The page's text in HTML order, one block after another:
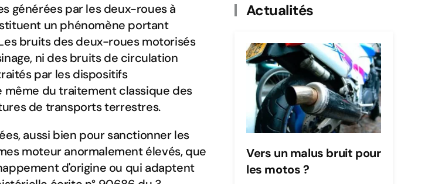
générées par les deux-roues à
un phénomène portant
bruits des deux-roues motorisés
ni des bruits de circulation
par les dispositifs
même du traitement classique des
de transports terrestres.
aussi bien pour sanctionner les
moteur anormalement élevés, que
d'origine ou qui adaptent
Actualités
Vers un malus bruit pour
les motos ?